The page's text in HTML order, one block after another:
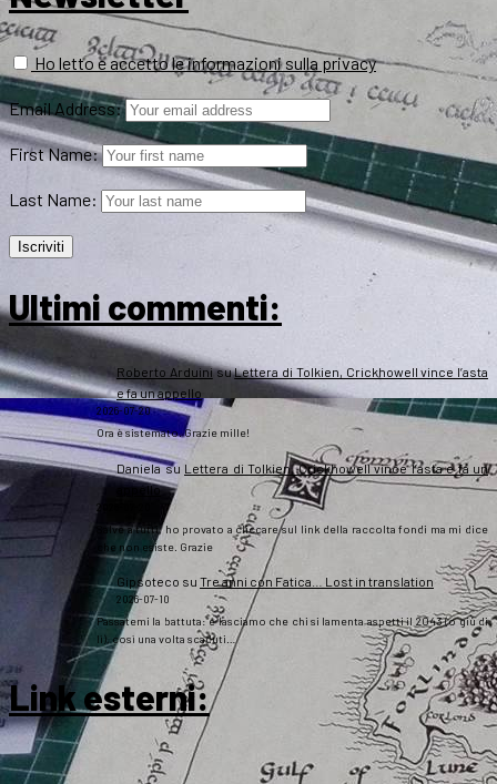
Ho letto e accetto le informazioni sulla privacy
Email Address:
First Name:
Last Name:
Ultimi commenti:
Roberto ArduinisuLettera di Tolkien, Crickhowell vince l’asta
e fa un appello
2026-07-20
Ora è sistemato. Grazie mille!
Danielasu Lettera di Tolkien, Crickhowell vince l’asta e fa un
appello
2026-07-20
Salve a tutti, ho provato a cliccare sul link della raccolta fondi ma mi dice
che non esiste. Grazie
Gipsoteco su Tre anni con Fatica… Lost in translation
2026-07-10
Passatemi la battuta: e lasciamo che chi si lamenta aspetti il 2043 (o giù di
lì), così una volta scaduti…
Link esterni: